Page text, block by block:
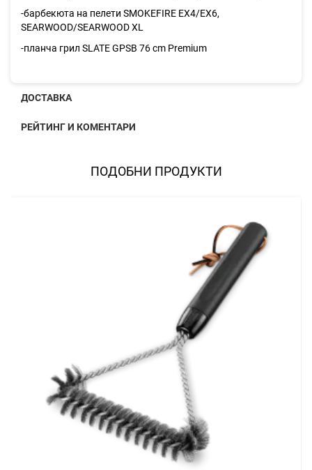
-барбекюта на пелети SMOKEFIRE EX4/EX6,
SEARWOOD/SEARWOOD XL
-планча грил SLATE GPSB 76 cm Premium
ДОСТАВКА
РЕЙТИНГ И КОМЕНТАРИ
ПОДОБНИ ПРОДУКТИ